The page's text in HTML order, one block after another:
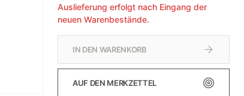
Auslieferung erfolgt nach Eingang der
neuen Warenbestände.
IN DEN WARENKORB
AUF DEN MERKZETTEL